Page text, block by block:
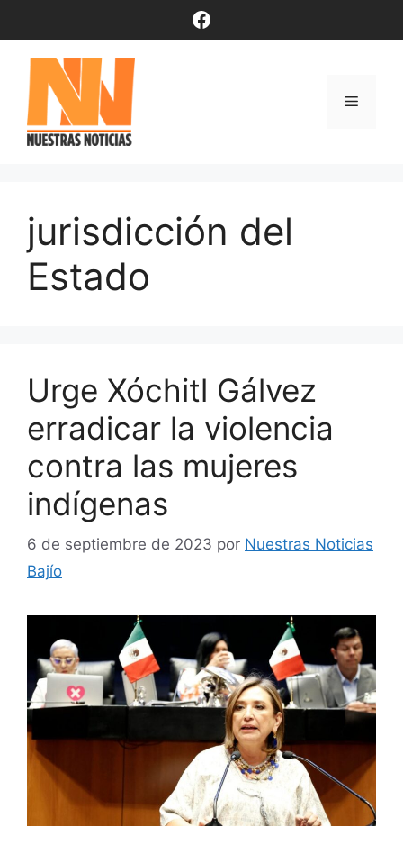
contenido
Facebook
Menú
jurisdicción del
Estado
Urge Xóchitl Gálvez
erradicar la violencia
contra las mujeres
indígenas
6 de septiembre de 2023 por Nuestras Noticias
Bajío